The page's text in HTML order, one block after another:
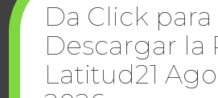
Da Click para
Descargar la
Latitud21